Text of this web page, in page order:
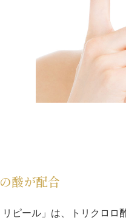
酸が配合
リピール」は、トリクロ